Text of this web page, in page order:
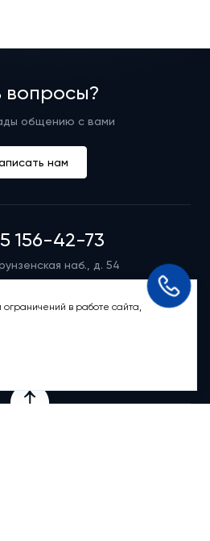
вопросы?
общению с вами
нам
156-42-73
наб., д. 54
телефонных продаж
9:00 – 21:00в работе сайта,